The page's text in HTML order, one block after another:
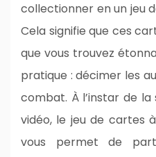
collectionner en un jeu
Cela signifie que ces
que vous trouvez
pratique : décimer les
combat. À l’instar de
vidéo, le jeu de cartes
vous permet de